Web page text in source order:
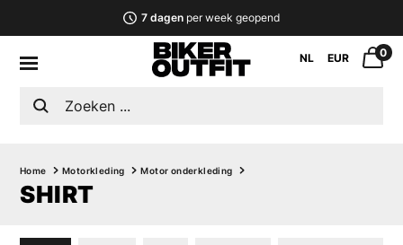
7 dagenper week geopend
NL EUR 0
Home Motorkleding Motor onderkleding
SHIRT